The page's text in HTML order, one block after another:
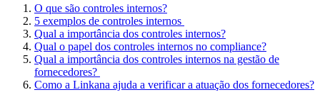
O que são controles internos?
5 exemplos de controles internos
Qual a importância dos controles internos?
Qual o papel dos controles internos no compliance?
Qual a importância dos controles internos na gestão de
fornecedores?
Como a Linkana ajuda a verificar a atuação dos fornecedores?